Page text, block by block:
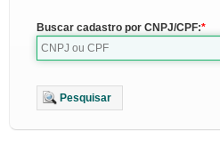
Buscar cadastro por CNPJ/CPF:
Pesquisar